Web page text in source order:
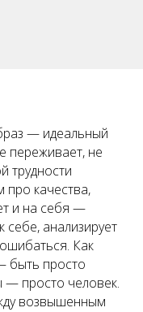
— идеальный
переживает, не
трудности
про качества,
и на себя —
себе, анализирует
Как
быть просто
— просто человек.
возвышенным